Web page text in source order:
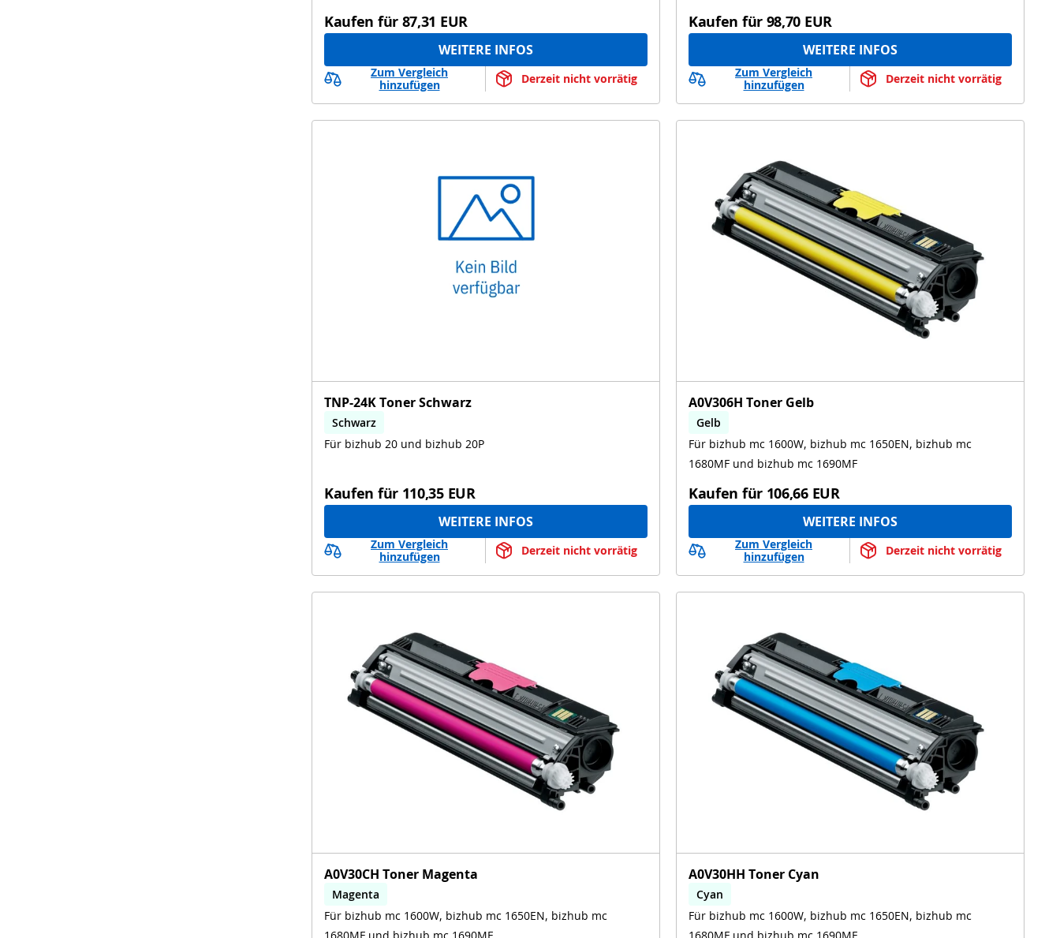
Kaufen für 87,31 EUR
WEITERE INFOS
Zum Vergleich
hinzufügen
Derzeit nicht vorrätig
Kaufen für 98,70 EUR
WEITERE INFOS
Zum Vergleich
hinzufügen
Derzeit nicht vorrätig
TNP-24K Toner Schwarz
Schwarz
Für bizhub 20 und bizhub 20P
Kaufen für 110,35 EUR
WEITERE INFOS
Zum Vergleich
hinzufügen
Derzeit nicht vorrätig
A0V306H Toner Gelb
Gelb
bizhub mc 1600W, bizhub mc 1650EN, bizhub mc
1680MF, bizhub mc 1690MF
Für bizhub mc 1600W, bizhub mc 1650EN, bizhub mc
1680MF und bizhub mc 1690MF
Kaufen für 106,66 EUR
WEITERE INFOS
Zum Vergleich
hinzufügen
Derzeit nicht vorrätig
A0V30CH Toner Magenta
Magenta
bizhub mc 1600W, bizhub mc 1650EN, bizhub mc
1680MF, bizhub mc 1690MF
Für bizhub mc 1600W, bizhub mc 1650EN, bizhub mc
1680MF und bizhub mc 1690MF
A0V30HH Toner Cyan
Cyan
bizhub mc 1600W, bizhub mc 1650EN, bizhub mc
1680MF, bizhub mc 1690MF
Für bizhub mc 1600W, bizhub mc 1650EN, bizhub mc
1680MF und bizhub mc 1690MF